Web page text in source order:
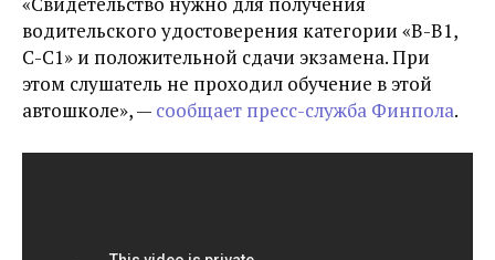
водительского удостоверения категории «В-В1,
С-С1» и положительной сдачи экзамена. При
этом слушатель не проходил обучение в этой
автошколе», — сообщает пресс-служба Финпола.